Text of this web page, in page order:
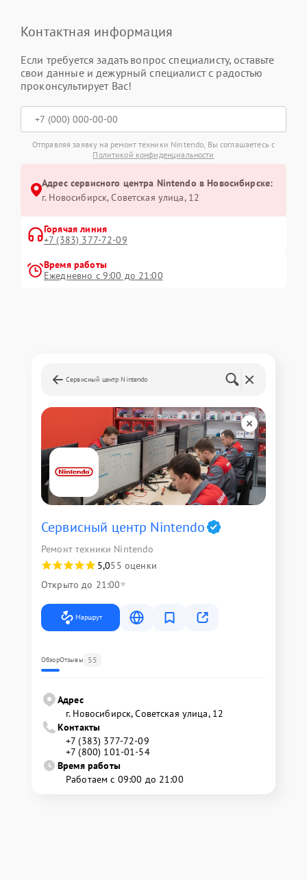
Контактная информация
Если требуется задать вопрос специалисту, оставьте
свои данные и дежурный специалист с радостью
проконсультирует Вас!
Отправляя заявку на ремонт техники Nintendo, Вы соглашаетесь с
Политикой конфиденциальности
Адрес сервисного центра Nintendo в Новосибирске:
г. Новосибирск, Советская улица, 12
Горячая линия
+7 (383) 377-72-09
Время работы
Ежедневно с 9:00 до 21:00
Сервисный центр Nintendo
Сервисный центр Nintendo
Ремонт техники Nintendo
5,055 оценки
Открыто до 21:00
Маршрут
ОбзорОтзывы 55
Адрес
г. Новосибирск, Советская улица, 12
Контакты
+7 (383) 377-72-09
+7 (800) 101-01-54
Время работы
Работаем с 09:00 до 21:00